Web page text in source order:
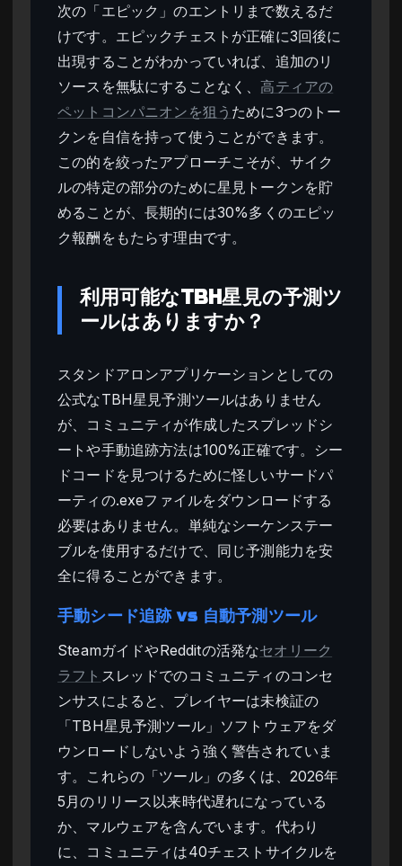
次の「エピック」のエントリまで数えるだ
けです。エピックチェストが正確に3回後に
出現することがわかっていれば、追加のリ
ソースを無駄にすることなく、高ティアの
ペットコンパニオンを狙う ために3つのトー
クンを自信を持って使うことができます。
この的を絞ったアプローチこそが、サイク
ルの特定の部分のために星見トークンを貯
めることが、長期的には30%多くのエピッ
ク報酬をもたらす理由です。
利用可能なTBH星見の予測ツ
ールはありますか？
スタンドアロンアプリケーションとしての
公式なTBH星見予測ツールはありません
が、コミュニティが作成したスプレッドシ
ートや手動追跡方法は100%正確です。シー
ドコードを見つけるために怪しいサードパ
ーティの.exeファイルをダウンロードする
必要はありません。単純なシーケンステー
ブルを使用するだけで、同じ予測能力を安
全に得ることができます。
手動シード追跡 vs 自動予測ツール
SteamガイドやRedditの活発なセオリーク
ラフト スレッドでのコミュニティのコンセ
ンサスによると、プレイヤーは未検証の
「TBH星見予測ツール」ソフトウェアをダ
ウンロードしないよう強く警告されていま
す。これらの「ツール」の多くは、2026年
5月のリリース以来時代遅れになっている
か、マルウェアを含んでいます。代わり
に、コミュニティは40チェストサイクルを